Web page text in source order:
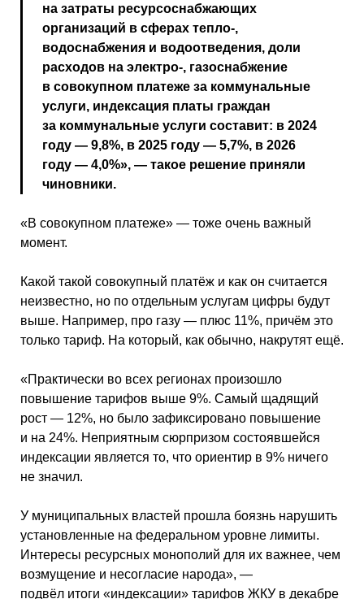
на затраты ресурсоснабжающих
организаций в сферах тепло-,
водоснабжения и водоотведения, доли
расходов на электро-, газоснабжение
в совокупном платеже за коммунальные
услуги, индексация платы граждан
за коммунальные услуги составит: в 2024
году — 9,8%, в 2025 году — 5,7%, в 2026
году — 4,0%», — такое решение приняли
чиновники.
«В совокупном платеже» — тоже очень важный
момент.
Какой такой совокупный платёж и как он считается
неизвестно, но по отдельным услугам цифры будут
выше. Например, про газу — плюс 11%, причём это
только тариф. На который, как обычно, накрутят ещё.
«Практически во всех регионах произошло
повышение тарифов выше 9%. Самый щадящий
рост — 12%, но было зафиксировано повышение
и на 24%. Неприятным сюрпризом состоявшейся
индексации является то, что ориентир в 9% ничего
не значил.
У муниципальных властей прошла боязнь нарушить
установленные на федеральном уровне лимиты.
Интересы ресурсных монополий для их важнее, чем
возмущение и несогласие народа», —
подвёл итоги «индексации» тарифов ЖКУ в декабре